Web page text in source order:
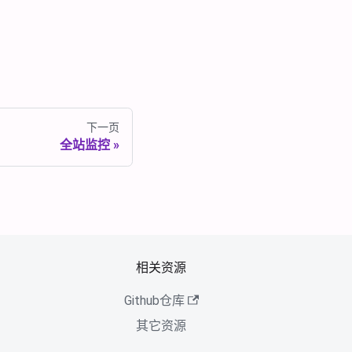
下一页
全站监控
相关资源
Github仓库
其它资源